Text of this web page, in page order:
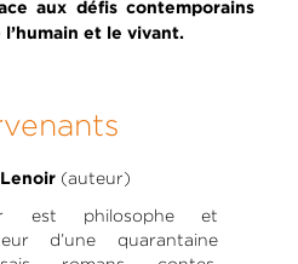
aux défis contemporains
et le vivant.
(auteur)
est philosophe et
d’une quarantaine